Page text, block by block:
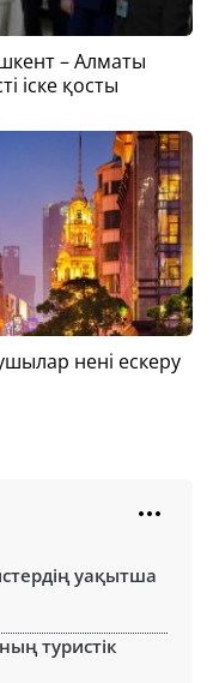
– Алматы
іске қосты
нені ескеру
уақытша
туристік